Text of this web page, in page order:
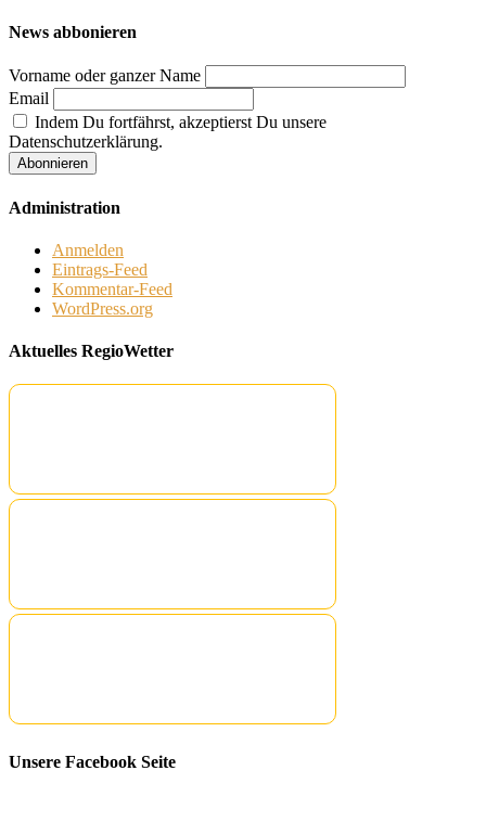
News abbonieren
Vorname oder ganzer Name
Email
Indem Du fortfährst, akzeptierst Du unsere
Datenschutzerklärung.
Administration
Anmelden
Eintrags-Feed
Kommentar-Feed
WordPress.org
Aktuelles RegioWetter
Unsere Facebook Seite